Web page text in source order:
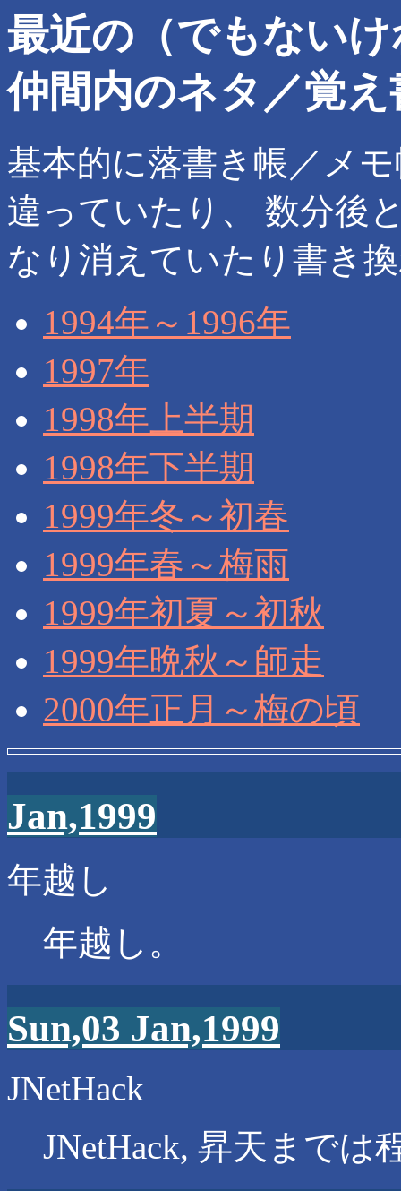
最近の（でもない
仲間内のネタ／覚え
基本的に落書き帳／メ
違っていたり、 数分後
なり消えていたり書き
1994年～1996年
1997年
1998年上半期
1998年下半期
1999年冬～初春
1999年春～梅雨
1999年初夏～初秋
1999年晩秋～師走
2000年正月～梅の頃
Jan,1999
年越し
年越し。
Sun,03 Jan,1999
JNetHack
JNetHack, 昇天までは